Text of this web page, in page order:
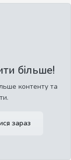
більше!
контенту та
зараз